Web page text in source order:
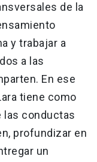
de la
y trabajar a
a las
En ese
tiene como
las conductas
profundizar en
un